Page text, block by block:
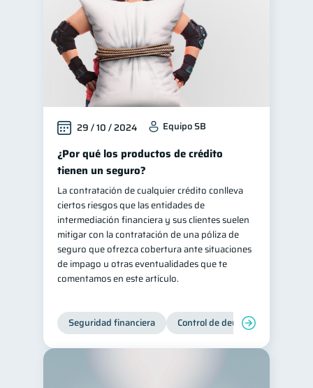
29 / 10 / 2024 Equipo SB
¿Por qué los productos de crédito
tienen un seguro?
La contratación de cualquier crédito conlleva
ciertos riesgos que las entidades de
intermediación financiera y sus clientes suelen
mitigar con la contratación de una póliza de
seguro que ofrezca cobertura ante situaciones
de impago u otras eventualidades que te
comentamos en este artículo.
Seguridad financiera Control de deudas